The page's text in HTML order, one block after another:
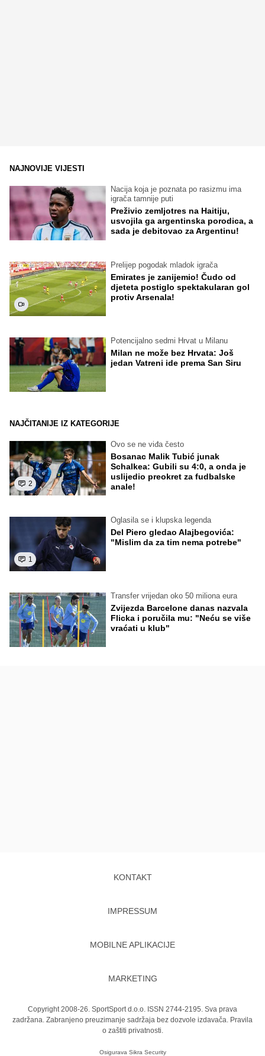
NAJNOVIJE VIJESTI
Nacija koja je poznata po rasizmu ima
igrača tamnije puti
Preživio zemljotres na Haitiju,
usvojila ga argentinska porodica, a
sada je debitovao za Argentinu!
Prelijep pogodak mladok igrača
Emirates je zanijemio! Čudo od
djeteta postiglo spektakularan gol
protiv Arsenala!
Potencijalno sedmi Hrvat u Milanu
Milan ne može bez Hrvata: Još
jedan Vatreni ide prema San Siru
NAJČITANIJE IZ KATEGORIJE
2
Ovo se ne viđa često
Bosanac Malik Tubić junak
Schalkea: Gubili su 4:0, a onda je
uslijedio preokret za fudbalske
anale!
1
Oglasila se i klupska legenda
Del Piero gledao Alajbegovića:
"Mislim da za tim nema potrebe"
Transfer vrijedan oko 50 miliona eura
Zvijezda Barcelone danas nazvala
Flicka i poručila mu: "Neću se više
vraćati u klub"
KONTAKT
IMPRESSUM
MOBILNE APLIKACIJE
MARKETING
Copyright 2008-26. SportSport d.o.o. ISSN 2744-2195. Sva prava
zadržana. Zabranjeno preuzimanje sadržaja bez dozvole izdavača. Pravila
o zaštiti privatnosti.
Osigurava Sikra Security